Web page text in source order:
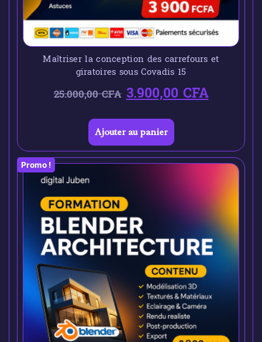
Maîtriser la conception des carrefours et
giratoires sous Covadis 15
25.000,00CFA 3.900,00CFA
Ajouter au panier
Promo !